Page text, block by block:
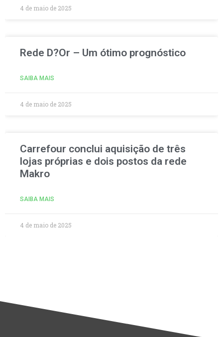
4 de maio de 2025
Rede D?Or – Um ótimo prognóstico
SAIBA MAIS
4 de maio de 2025
Carrefour conclui aquisição de três
lojas próprias e dois postos da rede
Makro
SAIBA MAIS
4 de maio de 2025